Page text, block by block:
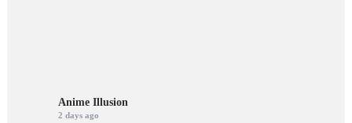
Anime Illusion
2 days ago